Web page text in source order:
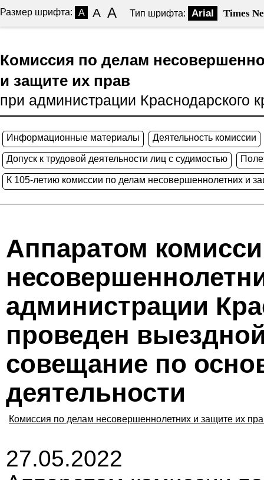
Размер шрифта: A A A Тип шрифта: Arial Times
Комиссия по делам
и защите их прав
при администрации Краснодарского
Информационные материалы Деятельность комиссии
Допуск к трудовой деятельности лиц с судимостью
К 105-летию комиссии по делам несовершеннолетних и
Аппаратом
администрации
проведен
совещание по
деятельности
Комиссия по делам несовершеннолетних и защите их
27.05.2022